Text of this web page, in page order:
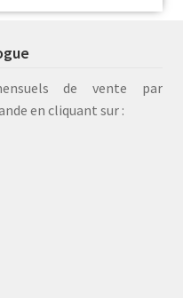
de vente par
en cliquant sur :